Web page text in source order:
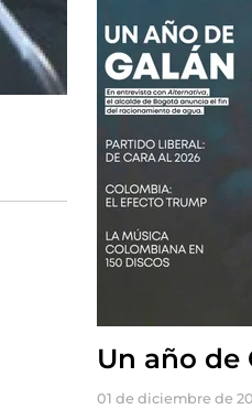
Un año de
01 de diciembre de